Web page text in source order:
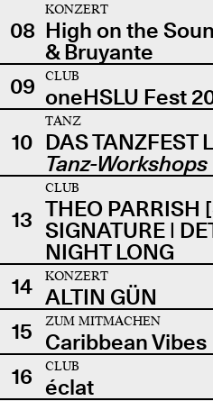
08
KONZERT
High on the
& Bruyante
09
CLUB
oneHSLU Fest
10
TANZ
DAS TANZFEST
Tanz-Workshops
13
CLUB
THEO PARRISH
SIGNATURE |
NIGHT LONG
14
KONZERT
ALTIN GÜN
15
ZUM MITMACHEN
Caribbean Vibes
16
CLUB
éclat